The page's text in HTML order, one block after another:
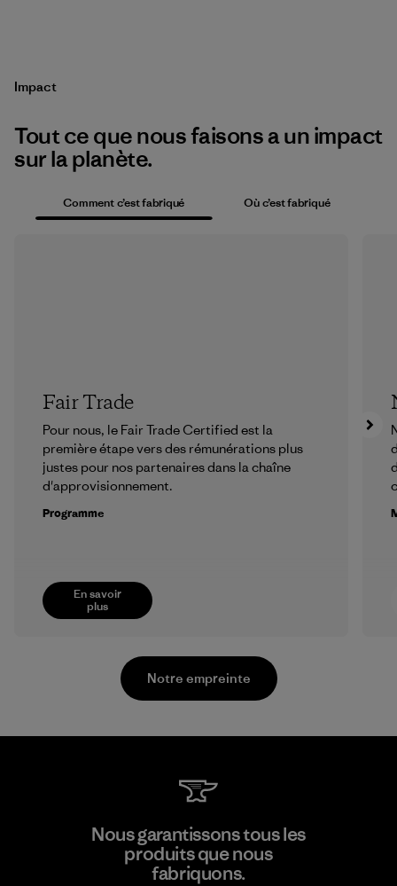
Impact
Tout ce que nous faisons a un impact
sur la planète.
Comment c’est fabriqué Où c’est fabriqué
En savoir
plus
Fair Trade
Pour nous, le Fair Trade Certified est la
première étape vers des rémunérations plus
justes pour nos partenaires dans la chaîne
d'approvisionnement.
Programme
Kanaan Bao Loc Co., Ltd.
Notre empreinte
Nous garantissons tous les
produits que nous
fabriquons.